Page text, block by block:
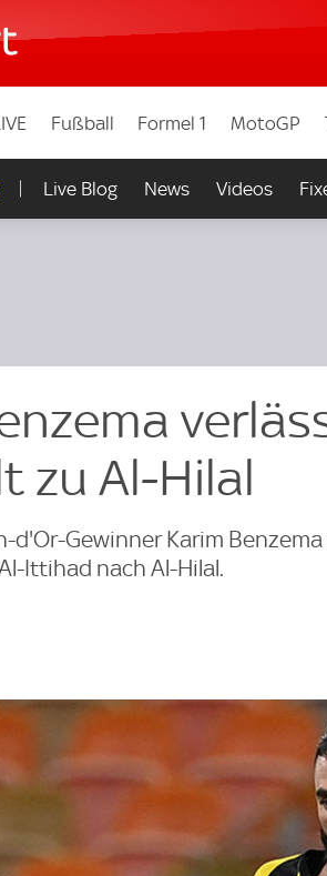
Fußball Formel 1 MotoGP
Live Blog News Videos
zu Al-Hilal
d'Or-Gewinner Karim
Ittihad nach Al-Hilal.